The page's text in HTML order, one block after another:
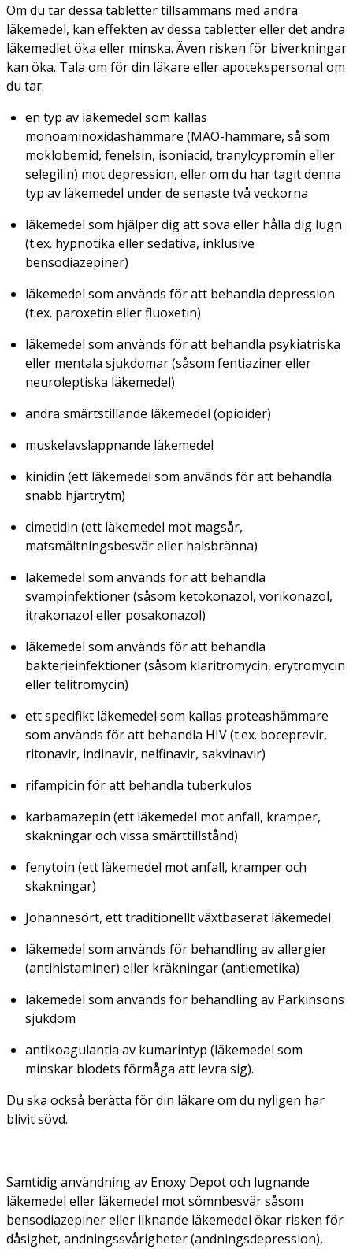
Om du tar dessa tabletter tillsammans med andra
läkemedel, kan effekten av dessa tabletter eller det andra
läkemedlet öka eller minska. Även risken för biverkningar
kan öka. Tala om för din läkare eller apotekspersonal om
du tar:
en typ av läkemedel som kallas
monoaminoxidashämmare (MAO-hämmare, så som
moklobemid, fenelsin, isoniacid, tranylcypromin eller
selegilin) mot depression, eller om du har tagit denna
typ av läkemedel under de senaste två veckorna
läkemedel som hjälper dig att sova eller hålla dig lugn
(t.ex. hypnotika eller sedativa, inklusive
bensodiazepiner)
läkemedel som används för att behandla depression
(t.ex. paroxetin eller fluoxetin)
läkemedel som används för att behandla psykiatriska
eller mentala sjukdomar (såsom fentiaziner eller
neuroleptiska läkemedel)
andra smärtstillande läkemedel (opioider)
muskelavslappnande läkemedel
kinidin (ett läkemedel som används för att behandla
snabb hjärtrytm)
cimetidin (ett läkemedel mot magsår,
matsmältningsbesvär eller halsbränna)
läkemedel som används för att behandla
svampinfektioner (såsom ketokonazol, vorikonazol,
itrakonazol eller posakonazol)
läkemedel som används för att behandla
bakterieinfektioner (såsom klaritromycin, erytromycin
eller telitromycin)
ett specifikt läkemedel som kallas proteashämmare
som används för att behandla HIV (t.ex. boceprevir,
ritonavir, indinavir, nelfinavir, sakvinavir)
rifampicin för att behandla tuberkulos
karbamazepin (ett läkemedel mot anfall, kramper,
skakningar och vissa smärttillstånd)
fenytoin (ett läkemedel mot anfall, kramper och
skakningar)
Johannesört, ett traditionellt växtbaserat läkemedel
läkemedel som används för behandling av allergier
(antihistaminer) eller kräkningar (antiemetika)
läkemedel som används för behandling av Parkinsons
sjukdom
antikoagulantia av kumarintyp (läkemedel som
minskar blodets förmåga att levra sig).
Du ska också berätta för din läkare om du nyligen har
blivit sövd.
Samtidig användning av Enoxy Depot och lugnande
läkemedel eller läkemedel mot sömnbesvär såsom
bensodiazepiner eller liknande läkemedel ökar risken för
dåsighet, andningssvårigheter (andningsdepression),